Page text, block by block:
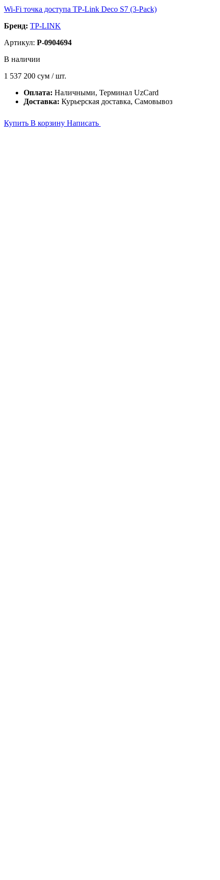
Wi-Fi точка доступа TP-Link Deco S7 (3-Pack)
Бренд: TP-LINK
Артикул: P-0904694
В наличии
1 537 200 сум / шт.
Оплата: Наличными, Терминал UzCard
Доставка: Курьерская доставка, Самовывоз
Купить В корзину Написать